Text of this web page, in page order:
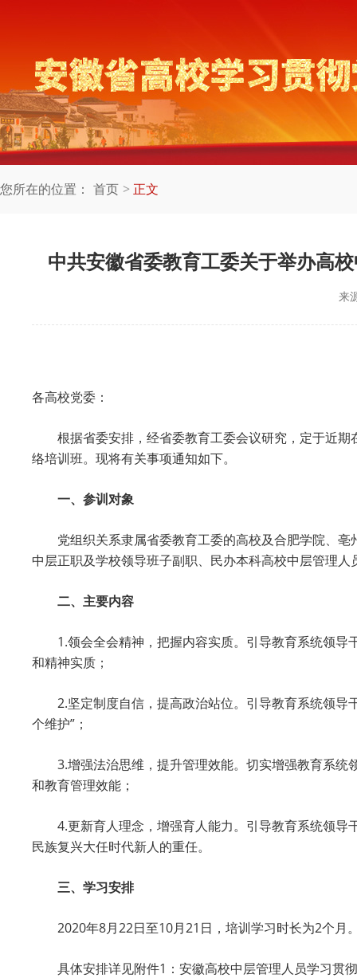
您所在的位置： 首页 正文
中共安徽省委教育工委关于举办高
来
各高校党委：
根据省委安排，经省委教育工委会议研究，定于近
络培训班。现将有关事项通知如下。
一、参训对象
党组织关系隶属省委教育工委的高校及合肥学院、
中层正职及学校领导班子副职、民办本科高校中层管理
二、主要内容
1.领会全会精神，把握内容实质。引导教育系统领
和精神实质；
2.坚定制度自信，提高政治站位。引导教育系统领导
个维护”；
3.增强法治思维，提升管理效能。切实增强教育系
和教育管理效能；
4.更新育人理念，增强育人能力。引导教育系统领
民族复兴大任时代新人的重任。
三、学习安排
2020年8月22日至10月21日，培训学习时长为2个月
具体安排详见附件1：安徽高校中层管理人员学习贯